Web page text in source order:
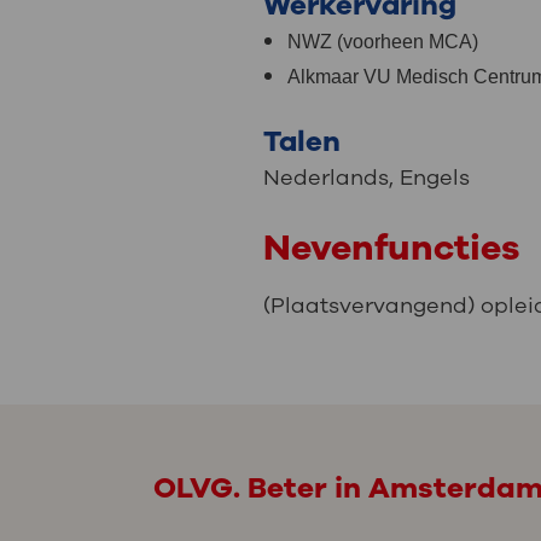
NWZ (voorheen MCA)
Alkmaar VU Medisch
Talen
Nederlands, Engels
Nevenfuncties
(Plaatsvervangend)
OLVG. Beter in Amsterdam